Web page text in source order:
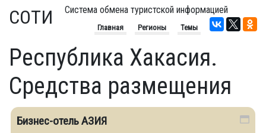
СОТИ Система обмена туристской информацией
Главная Регионы Темы
Республика Хакасия.
Средства размещения
Бизнес-отель АЗИЯ